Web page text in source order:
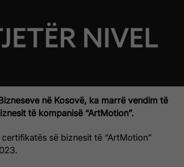
në Kosovë, ka marrë vendim të
të kompanisë “ArtMotion”.
së biznesit të “ArtMotion”